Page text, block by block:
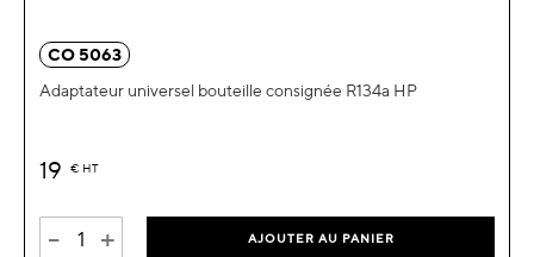
CO 5063
Adaptateur universel bouteille consignée R134a HP
19 € HT
- + AJOUTER AU PANIER